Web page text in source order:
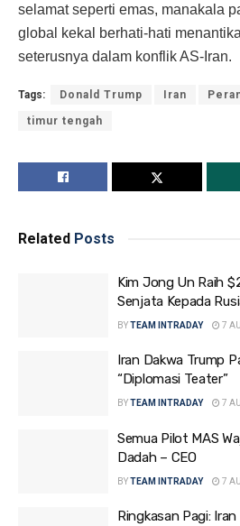
selamat seperti emas, manakala
global kekal berhati-hati
seterusnya dalam konflik AS-Iran.
Tags: Donald Trump Iran
timur tengah
Related Posts
Kim Jong Un Raih
Senjata Kepada
BYTEAM INTRADAY 7
Iran Dakwa Trump
“Diplomasi Teater”
BYTEAM INTRADAY 7
Semua Pilot MAS
Dadah – CEO
BYTEAM INTRADAY 7
Ringkasan Pagi: